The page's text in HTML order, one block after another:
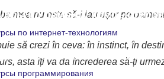
по ремонту компьютеров
по интернет-технологиям
по интернет-технологиям
программирования
mea nu este să-i iau ușor pe
să crezi în ceva: în instinct, în
asta îți va da încrederea să-ți